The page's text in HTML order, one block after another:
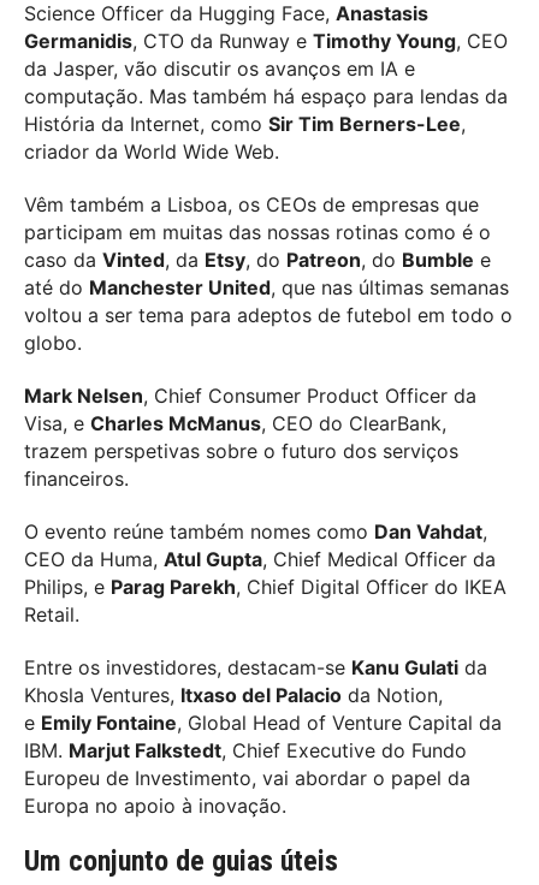
Science Officer da Hugging Face, Anastasis
Germanidis, CTO da Runway e Timothy Young, CEO
da Jasper, vão discutir os avanços em IA e
computação. Mas também há espaço para lendas da
História da Internet, como Sir Tim Berners-Lee,
criador da World Wide Web.
Vêm também a Lisboa, os CEOs de empresas que
participam em muitas das nossas rotinas como é o
caso da Vinted, da Etsy, do Patreon, do Bumble e
até do Manchester United, que nas últimas semanas
voltou a ser tema para adeptos de futebol em todo o
globo.
Mark Nelsen, Chief Consumer Product Officer da
Visa, e Charles McManus, CEO do ClearBank,
trazem perspetivas sobre o futuro dos serviços
financeiros.
O evento reúne também nomes como Dan Vahdat,
CEO da Huma, Atul Gupta, Chief Medical Officer da
Philips, e Parag Parekh, Chief Digital Officer do IKEA
Retail.
Entre os investidores, destacam-se Kanu Gulati da
Khosla Ventures, Itxaso del Palacio da Notion,
e Emily Fontaine, Global Head of Venture Capital da
IBM. Marjut Falkstedt, Chief Executive do Fundo
Europeu de Investimento, vai abordar o papel da
Europa no apoio à inovação.
Um conjunto de guias úteis